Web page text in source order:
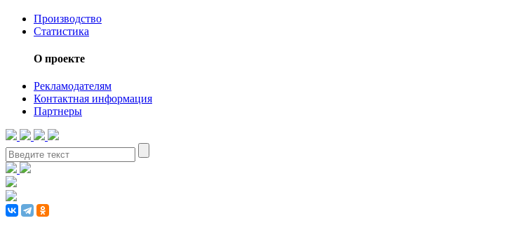
Производство
Статистика
О проекте
Рекламодателям
Контактная информация
Партнеры